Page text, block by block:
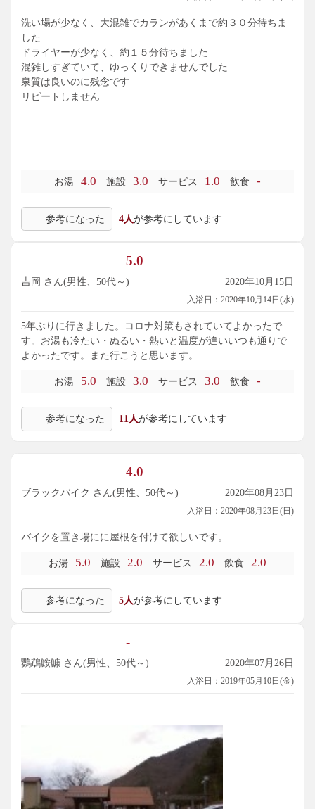
洗い場が少なく、大混雑でカランがあくまで約３０分待ちま
した
ドライヤーが少なく、約１５分待ちました
混雑しすぎていて、ゆっくりできませんでした
泉質は良いのに残念です
リピートしません
お湯 4.0 施設 3.0 サービス 1.0 飲食 -
参考になった 4人が参考にしています
5.0
吉岡 さん(男性、50代～) 2020年10月15日
入浴日：2020年10月14日(水)
5年ぶりに行きました。コロナ対策もされていてよかったで
す。お湯も冷たい・ぬるい・熱いと温度が違いいつも通りで
よかったです。また行こうと思います。
お湯 5.0 施設 3.0 サービス 3.0 飲食 -
参考になった 11人が参考にしています
4.0
ブラックバイク さん(男性、50代～) 2020年08月23日
入浴日：2020年08月23日(日)
バイクを置き場にに屋根を付けて欲しいです。
お湯 5.0 施設 2.0 サービス 2.0 飲食 2.0
参考になった 5人が参考にしています
-
鸚鵡鮟鱇 さん(男性、50代～) 2020年07月26日
入浴日：2019年05月10日(金)